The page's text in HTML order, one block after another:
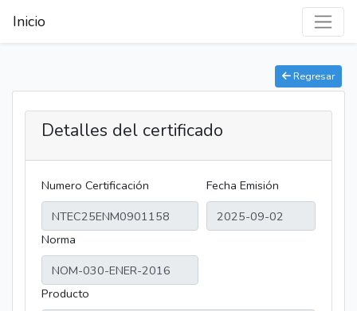
Inicio
Regresar
Detalles del certificado
Numero Certificación Fecha Emisión
Norma
Producto